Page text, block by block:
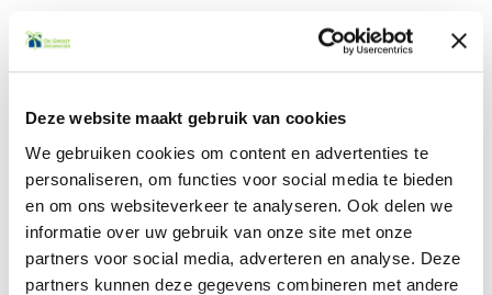
Deze website maakt gebruik van cookies
We gebruiken cookies om content en advertenties te
personaliseren, om functies voor social media te bieden
en om ons websiteverkeer te analyseren. Ook delen we
informatie over uw gebruik van onze site met onze
partners voor social media, adverteren en analyse. Deze
partners kunnen deze gegevens combineren met andere
Staat uw vraag er niet tussen? Neem gerustcontactmet ons
Heb je interesse in een kunstplant voor thuis of voor op
kantoor bekijk dan ons assortimentkunstplanten.
Contact